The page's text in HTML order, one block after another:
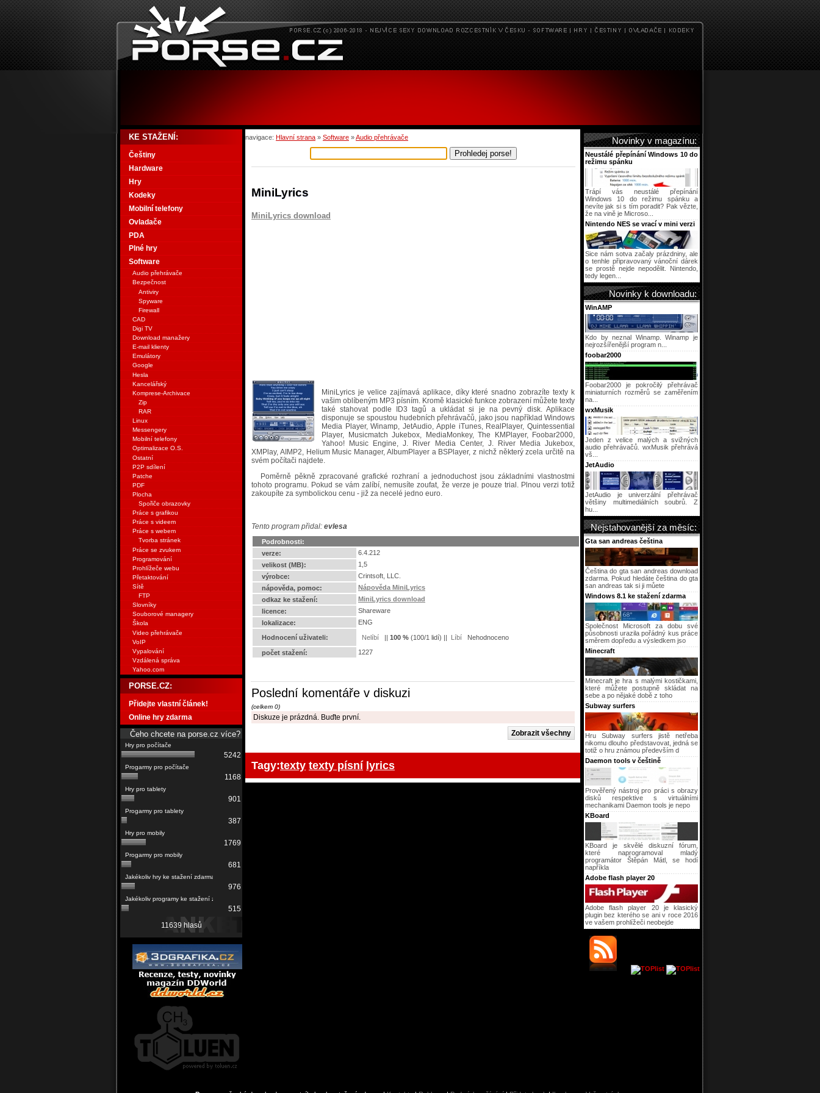
navigace: Hlavní strana » Software »Audio přehrávače
MiniLyrics
MiniLyrics download
MiniLyrics je velice zajímavá aplikace, díky které snadno zobrazíte texty k
vašim oblíbeným MP3 písním. Kromě klasické funkce zobrazení můžete texty
také stahovat podle ID3 tagů a ukládat si je na pevný disk. Aplikace
disponuje se spoustou hudebních přehrávačů, jako jsou například Windows
Media Player, Winamp, JetAudio, Apple iTunes, RealPlayer, Quintessential
Player, Musicmatch Jukebox, MediaMonkey, The KMPlayer, Foobar2000,
Yahoo! Music Engine, J. River Media Center, J. River Media Jukebox,
XMPlay, AIMP2, Helium Music Manager, AlbumPlayer a BSPlayer, z nichž některý zcela určitě na
svém počítači najdete.
Poměrně pěkně zpracované grafické rozhraní a jednoduchost jsou základními vlastnostmi
tohoto programu. Pokud se vám zalíbí, nemusíte zoufat, že verze je pouze trial. Plnou verzi totiž
zakoupíte za symbolickou cenu - již za necelé jedno euro.
Tento program přidal: evlesa
Podrobnosti:
verze:
6.4.212
velikost (MB):
1,5
výrobce:
Crintsoft, LLC.
nápověda, pomoc:
Nápověda MiniLyrics
odkaz ke stažení:
MiniLyrics download
licence:
Shareware
lokalizace:
ENG
Hodnocení uživateli: || 100 % (100/1 lidí) || Nehodnoceno
počet stažení: 1227
Poslední komentáře v diskuzi
(celkem 0)
Diskuze je prázdná. Buďte první.
Tagy:texty texty písní lyrics
KE STAŽENÍ:
Češtiny
Hardware
Hry
Kodeky
Mobilní telefony
Ovladače
PDA
Plné hry
Software
Audio přehrávače
Bezpečnost
Antiviry
Spyware
Firewall
CAD
Digi TV
Download manažery
E-mail klienty
Emulátory
Google
Hesla
Kancelářský
Komprese-Archivace
Zip
RAR
Linux
Messengery
Mobilní telefony
Optimalizace O.S.
Ostatní
P2P sdílení
Patche
PDF
Plocha
Spořiče obrazovky
Práce s grafikou
Práce s videem
Práce s webem
Tvorba stránek
Práce se zvukem
Programování
Prohlížeče webu
Přetaktování
Sítě
FTP
Slovníky
Souborové managery
Škola
Video přehrávače
VoIP
Vypalování
Vzdálená správa
Yahoo.com
PORSE.CZ:
Přidejte vlastní článek!
Online hry zdarma
Čeho chcete na porse.cz více?
5242
1168
901
387
1769
681
976
515
11639 hlasů
Novinky v magazínu:
Neustálé přepínání Windows 10 do
režimu spánku
Trápí vás neustálé přepínání
Windows 10 do režimu spánku a
nevíte jak si s tím poradit? Pak vězte,
že na vině je Microso...
Nintendo NES se vrací v mini verzi
Sice nám sotva začaly prázdniny, ale
o tenhle připravovaný vánoční dárek
se prostě nejde nepodělit. Nintendo,
tedy legen...
Novinky k downloadu:
WinAMP
Kdo by neznal Winamp. Winamp je
nejrozšířenější program n...
foobar2000
Foobar2000 je pokročilý přehrávač
miniaturních rozměrů se zaměřením
na...
wxMusik
Jeden z velice malých a svižných
audio přehrávačů. wxMusik přehrává
vš...
JetAudio
JetAudio je univerzální přehrávač
většiny multimediálních soubrů. Z
hu...
Nejstahovanější za měsíc:
Gta san andreas čeština
Čeština do gta san andreas download
zdarma. Pokud hledáte čeština do gta
san andreas tak si ji můete
Windows 8.1 ke stažení zdarma
Společnost Microsoft za dobu své
působnosti urazila pořádný kus práce
směrem dopředu a výsledkem jso
Minecraft
Minecraft je hra s malými kostičkami,
které můžete postupně skládat na
sebe a po nějaké době z toho
Subway surfers
Hru Subway surfers jistě netřeba
nikomu dlouho představovat, jedná se
totiž o hru známou především d
Daemon tools v češtině
Prověřený nástroj pro práci s obrazy
disků respektive s virtuálními
mechanikami Daemon tools je nepo
KBoard
KBoard je skvělé diskuzní fórum,
které naprogramoval mladý
programátor Štěpán Mátl, se hodí
napříkla
Adobe flash player 20
Adobe flash player 20 je klasický
plugin bez kterého se ani v roce 2016
ve vašem prohlížeči neobejde